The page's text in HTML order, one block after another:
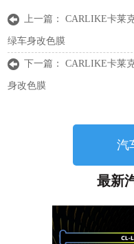
上一篇：CARLIKE卡莱
绿车身改色膜
下一篇：CARLIKE卡莱
身改色膜
汽
最新